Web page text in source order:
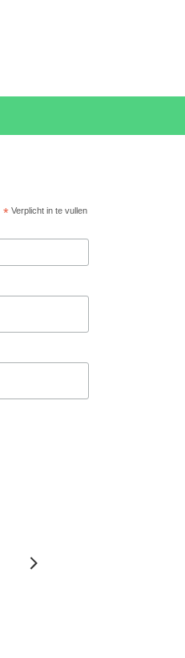
* Verplicht in te vullen